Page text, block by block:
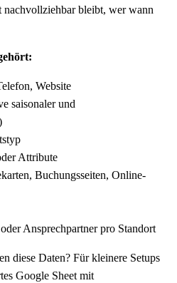
nachvollziehbar bleibt, wer wann
Website
saisonaler und
Attribute
Buchungsseiten, Online-
Ansprechpartner pro Standort
diese Daten? Für kleinere Setups
Google Sheet mit